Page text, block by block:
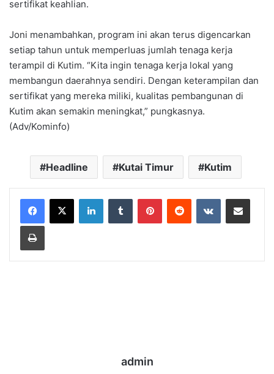
sertifikat keahlian.
Joni menambahkan, program ini akan terus digencarkan
setiap tahun untuk memperluas jumlah tenaga kerja
terampil di Kutim. “Kita ingin tenaga kerja lokal yang
membangun daerahnya sendiri. Dengan keterampilan dan
sertifikat yang mereka miliki, kualitas pembangunan di
Kutim akan semakin meningkat,” pungkasnya.
(Adv/Kominfo)
Headline Kutai Timur Kutim
LinkedInTumblr PinterestReddit VKontakteShare via Email
Print
admin